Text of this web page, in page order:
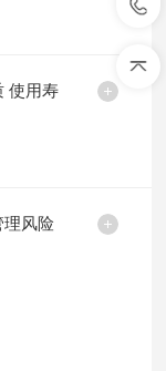
使用寿
理风险